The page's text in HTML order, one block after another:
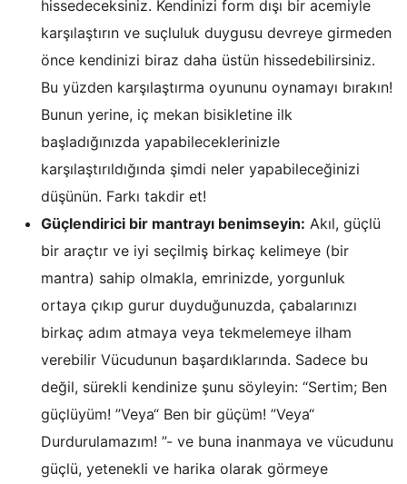
hissedeceksiniz. Kendinizi form dışı bir acemiyle
karşılaştırın ve suçluluk duygusu devreye girmeden
önce kendinizi biraz daha üstün hissedebilirsiniz.
Bu yüzden karşılaştırma oyununu oynamayı bırakın!
Bunun yerine, iç mekan bisikletine ilk
başladığınızda yapabileceklerinizle
karşılaştırıldığında şimdi neler yapabileceğinizi
düşünün. Farkı takdir et!
Güçlendirici bir mantrayı benimseyin: Akıl, güçlü
bir araçtır ve iyi seçilmiş birkaç kelimeye (bir
mantra) sahip olmakla, emrinizde, yorgunluk
ortaya çıkıp gurur duyduğunuzda, çabalarınızı
birkaç adım atmaya veya tekmelemeye ilham
verebilir Vücudunun başardıklarında. Sadece bu
değil, sürekli kendinize şunu söyleyin: “Sertim; Ben
güçlüyüm! ”Veya“ Ben bir güçüm! ”Veya“
Durdurulamazım! ”- ve buna inanmaya ve vücudunu
güçlü, yetenekli ve harika olarak görmeye